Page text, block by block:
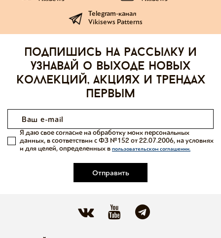
Telegram-канал
Vikisews Patterns
Подпишись на рассылку и
узнавай о выходе новых
коллекций, акциях и трендах
первым
Отправить
Я даю свое согласие на обработку моих персональных
данных, в соответствии с ФЗ №152 от 22.07.2006, на условиях
и для целей, определенных в пользовательском соглашении.